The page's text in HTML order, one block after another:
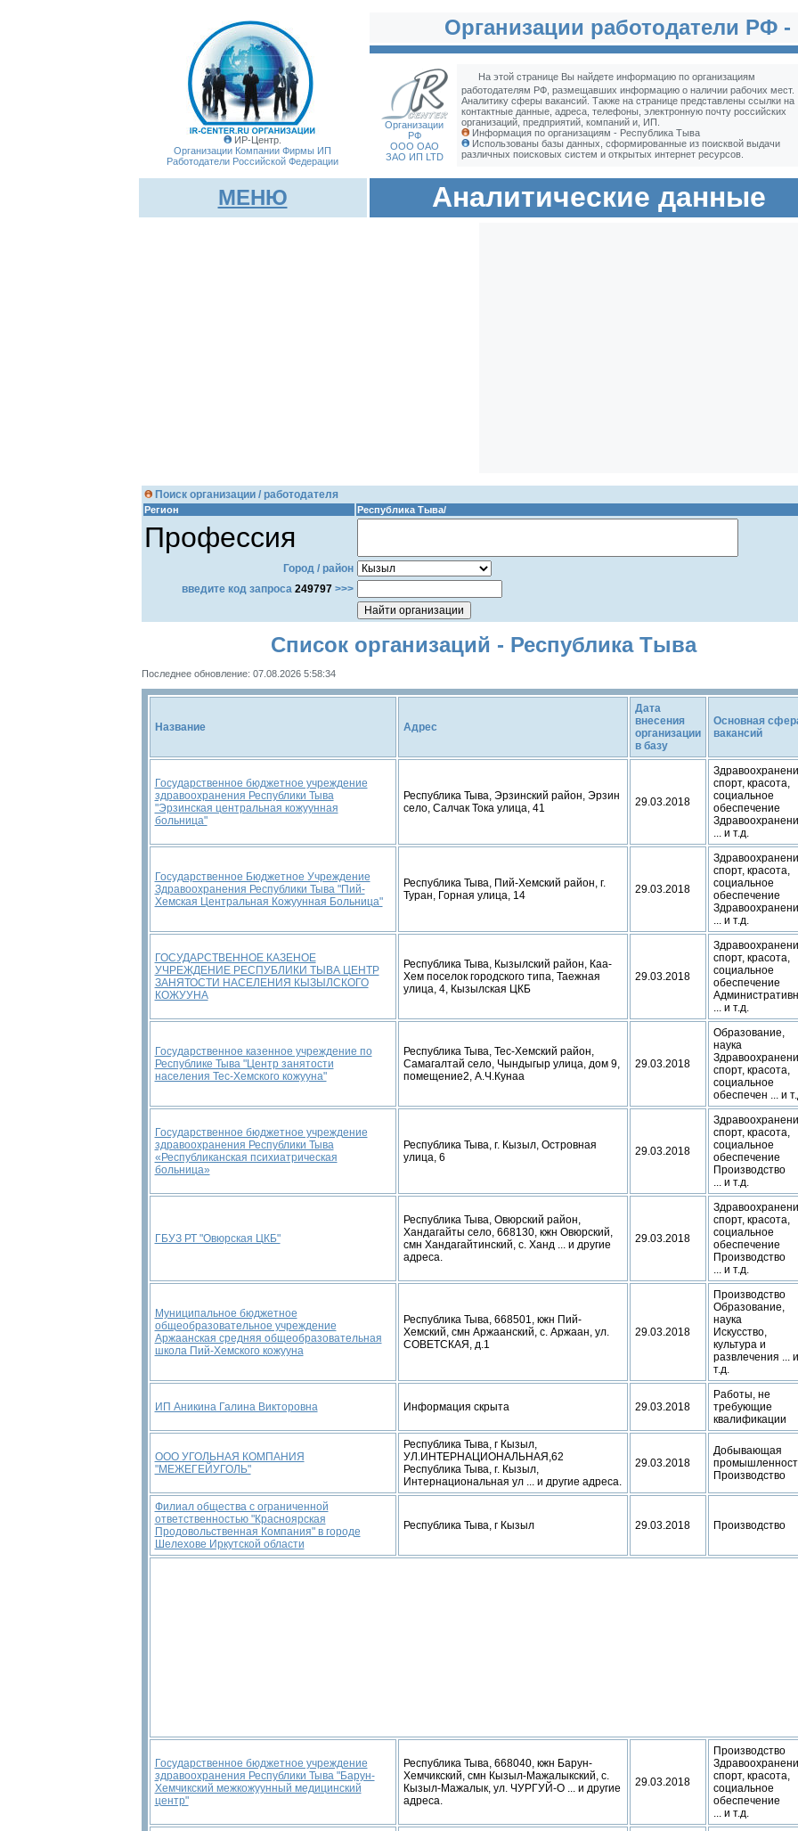
ИР-Центр.
Организации Компании Фирмы ИП
Работодатели Российской Федерации
Организации работодатели РФ
Организации
РФ
ООО ОАО
ЗАО ИП LTD
На этой странице Вы найдете информацию по организациям
работодателям РФ, размещавших информацию о наличии рабочих мест.
Аналитику сферы вакансий. Также на странице представлены ссылки на
контактные данные, адреса, телефоны, электронную почту российских
организаций, предприятий, компаний и, ИП.
Информация по организациям - Республика Тыва
Использованы базы данных, сформированные из поисквой выдачи
различных поисковых систем и открытых интернет ресурсов.
МЕНЮ Аналитические данные
Поиск организации / работодателя
Регион Республика Тыва/
Профессия
Город / район
введите код запроса 249797 >>>
Список организаций - Республика Тыва
Последнее обновление: 07.08.2026 5:58:34
Название Адрес
Дата
внесения
организации
в базу
Основная
вакансий
Государственное бюджетное учреждение
здравоохранения Республики Тыва
"Эрзинская центральная кожуунная
больница"
Республика Тыва, Эрзинский район, Эрзин
село, Салчак Тока улица, 41
29.03.2018
спорт, красота,
социальное
обеспечение
... и т.д.
Государственное Бюджетное Учреждение
Здравоохранения Республики Тыва "Пий-
Хемская Центральная Кожуунная Больница"
Республика Тыва, Пий-Хемский район, г.
Туран, Горная улица, 14
29.03.2018
спорт, красота,
социальное
обеспечение
... и т.д.
ГОСУДАРСТВЕННОЕ КАЗЕНОЕ
УЧРЕЖДЕНИЕ РЕСПУБЛИКИ ТЫВА ЦЕНТР
ЗАНЯТОСТИ НАСЕЛЕНИЯ КЫЗЫЛСКОГО
КОЖУУНА
Республика Тыва, Кызылский район, Каа-
Хем поселок городского типа, Таежная
улица, 4, Кызылская ЦКБ
29.03.2018
спорт, красота,
социальное
обеспечение
... и т.д.
Государственное казенное учреждение по
Республике Тыва "Центр занятости
населения Тес-Хемского кожууна"
Республика Тыва, Тес-Хемский район,
Самагалтай село, Чындыгыр улица, дом 9,
помещение2, А.Ч.Кунаа
29.03.2018
Образование,
наука
спорт, красота,
социальное
обеспечен ... и
Государственное бюджетное учреждение
здравоохранения Республики Тыва
«Республиканская психиатрическая
больница»
Республика Тыва, г. Кызыл, Островная
улица, 6
29.03.2018
спорт, красота,
социальное
обеспечение
Производство
... и т.д.
ГБУЗ РТ "Овюрская ЦКБ"
Республика Тыва, Овюрский район,
Хандагайты село, 668130, кжн Овюрский,
смн Хандагайтинский, с. Ханд ... и другие
адреса.
29.03.2018
спорт, красота,
социальное
обеспечение
Производство
... и т.д.
Муниципальное бюджетное
общеобразовательное учреждение
Аржаанская средняя общеобразовательная
школа Пий-Хемского кожууна
Республика Тыва, 668501, кжн Пий-
Хемский, смн Аржаанский, с. Аржаан, ул.
СОВЕТСКАЯ, д.1
29.03.2018
Производство
Образование,
наука
Искусство,
культура и
развлечения ... и
т.д.
ИП Аникина Галина Викторовна Информация скрыта 29.03.2018
Работы, не
требующие
квалификации
ООО УГОЛЬНАЯ КОМПАНИЯ
"МЕЖЕГЕЙУГОЛЬ"
Республика Тыва, г Кызыл,
УЛ.ИНТЕРНАЦИОНАЛЬНАЯ,62
Республика Тыва, г. Кызыл,
Интернациональная ул ... и другие адреса.
29.03.2018
Добывающая
Производство
Филиал общества с ограниченной
ответственностью "Красноярская
Продовольственная Компания" в городе
Шелехове Иркутской области
Республика Тыва, г Кызыл 29.03.2018 Производство
Государственное бюджетное учреждение
здравоохранения Республики Тыва "Барун-
Хемчикский межкожуунный медицинский
центр"
Республика Тыва, 668040, кжн Барун-
Хемчикский, смн Кызыл-Мажалыкский, с.
Кызыл-Мажалык, ул. ЧУРГУЙ-О ... и другие
адреса.
29.03.2018
Производство
спорт, красота,
социальное
обеспечение
... и т.д.